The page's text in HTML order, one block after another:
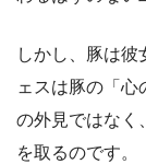
しかし、豚は
ェスは豚の「
の外見ではなく
を取るのです。